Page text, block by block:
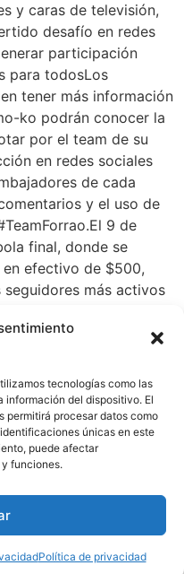
tecnologías como las
información del dispositivo. El
permitirá procesar datos como
únicas en este
puede afectar
funciones.
Política de privacidad
y caras de televisión,
desafío en redes
participación
para todosLos
tener más información
ko podrán conocer la
por el team de su
en redes sociales
de cada
y el uso de
9 de
final, donde se
efectivo de $500,
más activos
Montaó o Team
en dinámicas de
refuerza el
y juego
Casino opera en
más de 1,000
de 400 empleos de
el desarrollo sostenible